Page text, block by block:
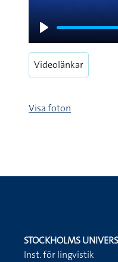
Play
Videolänkar
Visa foton
STOCKHOLMS
Inst. för lingvistik